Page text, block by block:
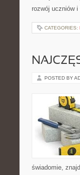
rozwój uczniów
CATEGORIES:
POSTED BY
świadomie,